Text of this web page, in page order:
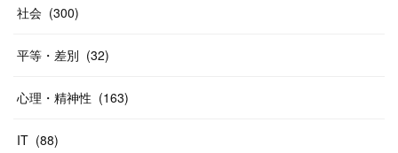
社会 (300)
平等・差別 (32)
心理・精神性 (163)
IT (88)